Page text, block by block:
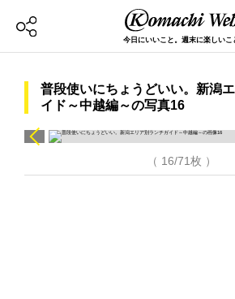
今日にいいこと。週末に楽しいこ
普段使いにちょうどいい。新潟
イド～中越編～の写真16
（ 16/71枚 ）